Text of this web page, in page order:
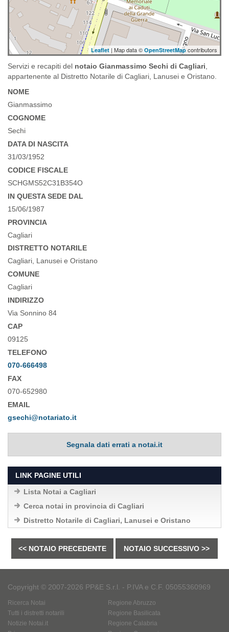
Leaflet | Map data © OpenStreetMap contributors
Servizi e recapiti del notaio Gianmassimo Sechi di Cagliari
appartenente al Distretto Notarile di Cagliari, Lanusei e Oristano.
NOME
Gianmassimo
COGNOME
Sechi
DATA DI NASCITA
31/03/1952
CODICE FISCALE
SCHGMS52C31B354O
IN QUESTA SEDE DAL
15/06/1987
PROVINCIA
Cagliari
DISTRETTO NOTARILE
Cagliari, Lanusei e Oristano
COMUNE
Cagliari
INDIRIZZO
Via Sonnino 84
CAP
09125
TELEFONO
070-666498
FAX
070-652980
EMAIL
gsechi@notariato.it
Segnala dati errati a notai.it
LINK PAGINE UTILI
Lista Notai a Cagliari
Cerca notai in provincia di Cagliari
Distretto Notarile di Cagliari, Lanusei e Oristano
<< NOTAIO PRECEDENTE NOTAIO SUCCESSIVO >>
Copyright © 2007-2026 PP&E S.r.l. - P.IVA e C.F. 05055360969
Ricerca Notai
Tutti i distretti notarili
Notizie Notai.it
Regione Abruzzo
Regione Basilicata
Regione Calabria